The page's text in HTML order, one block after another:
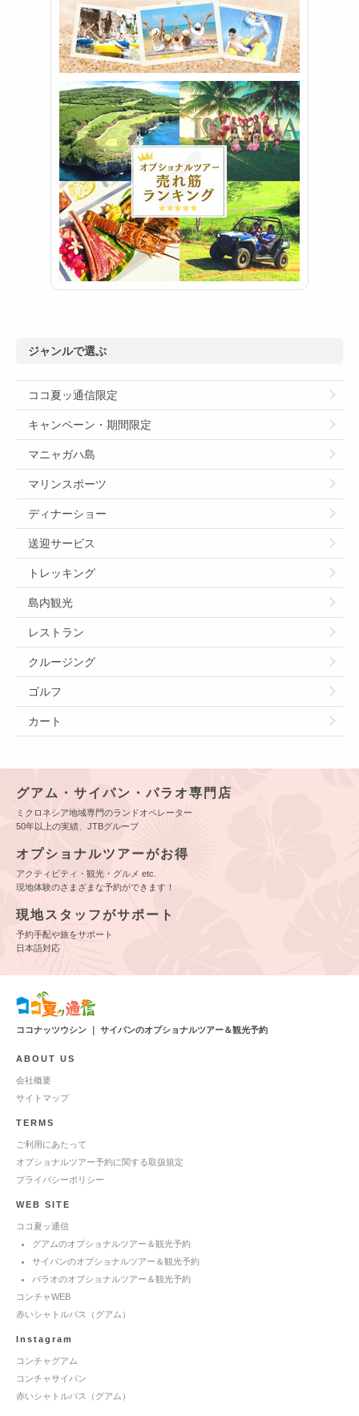
ジャンルで選ぶ
ココ夏ッ通信限定
キャンペーン・期間限定
マニャガハ島
マリンスポーツ
ディナーショー
送迎サービス
トレッキング
島内観光
レストラン
クルージング
ゴルフ
カート
グアム・サイパン・パラオ専門店
ミクロネシア地域専門のランドオペレーター
50年以上の実績、JTBグループ
オプショナルツアーがお得
アクティビティ・観光・グルメ etc.
現地体験のさまざまな予約ができます！
現地スタッフがサポート
予約手配や旅をサポート
日本語対応
ココナッツウシン ｜ サイパンのオプショナルツアー＆観光予約
ABOUT US
会社概要
サイトマップ
TERMS
ご利用にあたって
オプショナルツアー予約に関する取扱規定
プライバシーポリシー
WEB SITE
ココ夏ッ通信
グアムのオプショナルツアー＆観光予約
サイパンのオプショナルツアー＆観光予約
パラオのオプショナルツアー＆観光予約
コンチャWEB
赤いシャトルバス（グアム）
Instagram
コンチャグアム
コンチャサイパン
赤いシャトルバス（グアム）